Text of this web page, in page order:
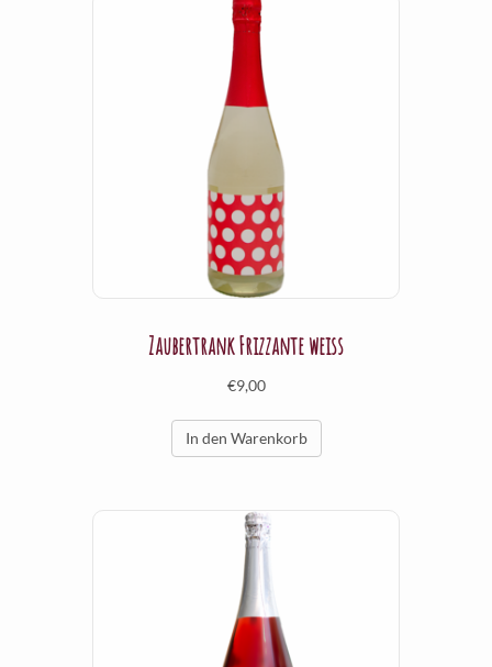
Zaubertrank Frizzante weiss
€9,00
In den Warenkorb